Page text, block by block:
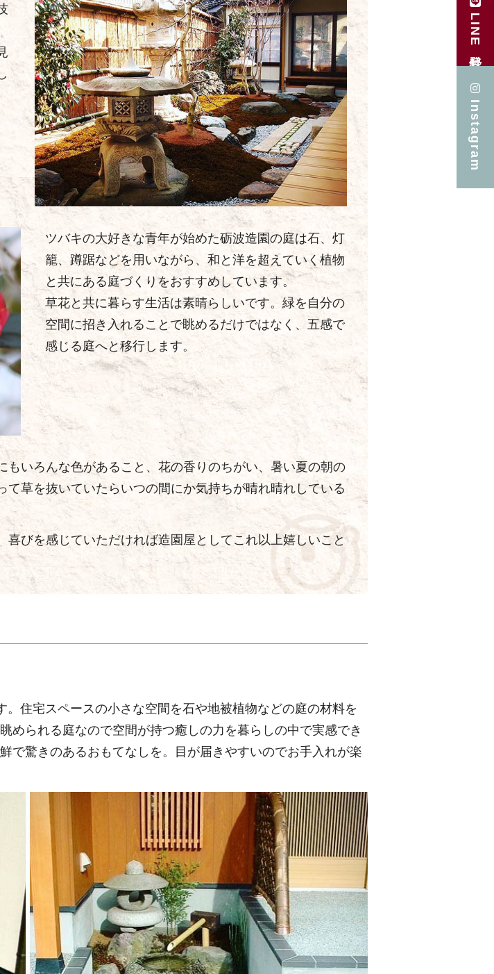
ツバキの大好きな青年が始めた砺波造園の庭は石、灯
籠、蹲踞などを用いながら、和と洋を超えていく植物
と共にある庭づくりをおすすめしています。
草花と共に暮らす生活は素晴らしいです。緑を自分の
空間に招き入れることで眺めるだけではなく、五感で
感じる庭へと移行します。
いろんな色があること、花の香りのちがい、暑い夏の朝の
草を抜いていたらいつの間にか気持ちが晴れ晴れしている
びを感じていただければ造園屋としてこれ以上嬉しいこと
住宅スペースの小さな空間を石や地被植物などの庭の材料を
められる庭なので空間が持つ癒しの力を暮らしの中で実感でき
で驚きのあるおもてなしを。目が届きやすいのでお手入れが楽
LINE登録
Instagram